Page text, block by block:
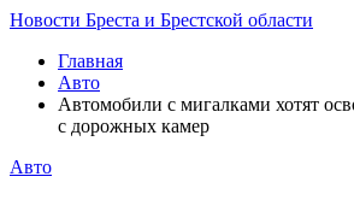
Новости Бреста и Брестской области
Главная
Авто
Автомобили с мигалками хотят
с дорожных камер
Авто